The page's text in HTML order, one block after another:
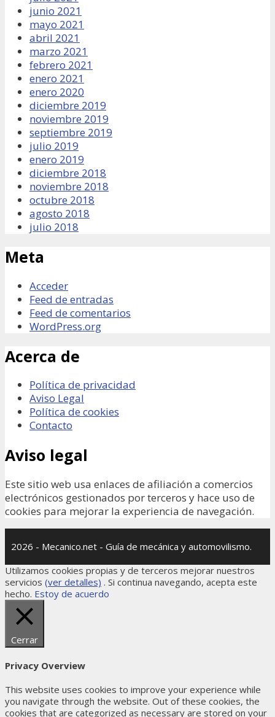
junio 2021
mayo 2021
abril 2021
marzo 2021
febrero 2021
enero 2021
enero 2020
diciembre 2019
noviembre 2019
septiembre 2019
julio 2019
enero 2019
diciembre 2018
noviembre 2018
octubre 2018
agosto 2018
julio 2018
Meta
Acceder
Feed de entradas
Feed de comentarios
WordPress.org
Acerca de
Política de privacidad
Aviso Legal
Política de cookies
Contacto
Aviso legal
Este sitio web usa enlaces de afiliación a comercios
electrónicos gestionados por terceros y hace uso de
cookies para mejorar la experiencia de navegación.
2026 - Mecanico.net - Guía de mecánica y automovilismo.
Utilizamos cookies propias y de terceros mejorar nuestros
servicios (ver detalles) . Si continua navegando, acepta este
hecho. Estoy de acuerdo
Cerrar
Privacy Overview
This website uses cookies to improve your experience while
you navigate through the website. Out of these cookies, the
cookies that are categorized as necessary are stored on your